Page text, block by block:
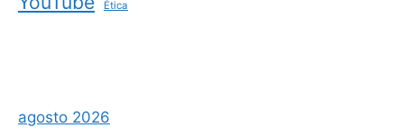
Ética
agosto 2026